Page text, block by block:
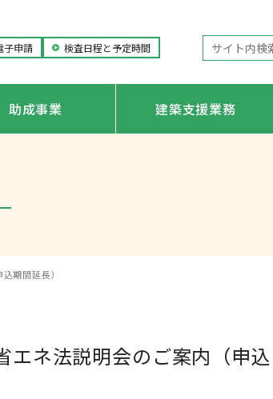
子申請 検査日程と予定時間
助成事業 建築支援業務
期間延長）
エネ法説明会のご案内（申込